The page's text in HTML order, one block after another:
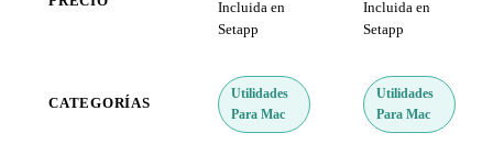
Incluida en
Setapp
Incluida en
Setapp
CATEGORÍAS
Utilidades
Para Mac
Utilidades
Para Mac